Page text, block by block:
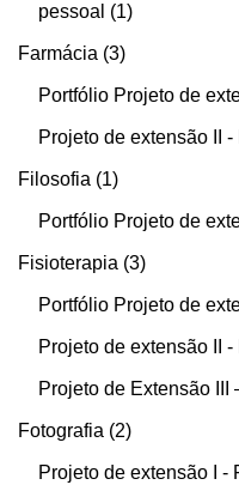
pessoal
1
Farmácia 3
Portfólio Projeto de
Projeto de extensão II -
Filosofia 1
Portfólio Projeto de
Fisioterapia 3
Portfólio Projeto de
Projeto de extensão II
Projeto de Extensão III
Fotografia 2
Projeto de extensão I -